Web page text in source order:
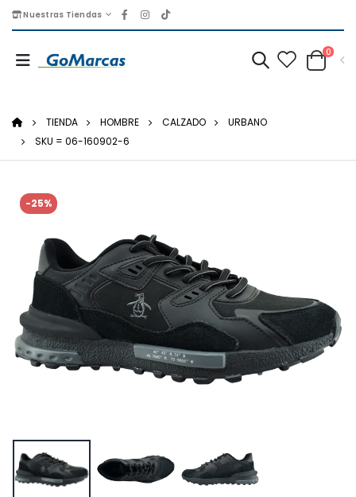
Nuestras Tiendas
0
TIENDA HOMBRE CALZADO
URBANO
SKU = 06-160902-6
-25%